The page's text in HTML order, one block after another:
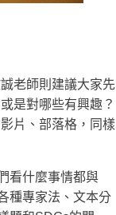
老師則建議大家先
是對哪些有興趣？
片、部落格，同樣
看什麼事情都與
種專家法、文本分